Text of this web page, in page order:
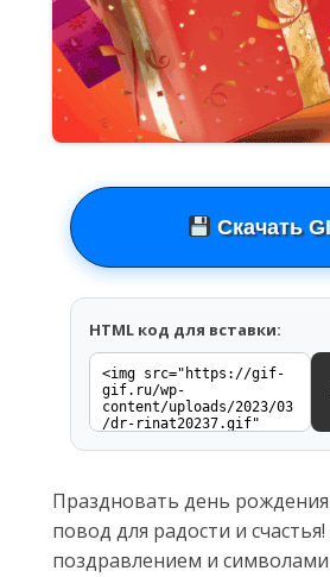
Скачать
HTML код для вставки:
Праздновать день
повод для радости и
поздравлением и